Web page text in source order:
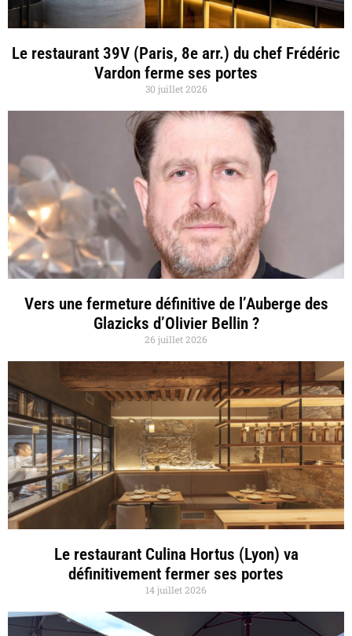
Le restaurant 39V (Paris, 8e arr.) du chef Frédéric
Vardon ferme ses portes
30 juillet 2026
Vers une fermeture définitive de l’Auberge des
Glazicks d’Olivier Bellin ?
26 juillet 2026
Le restaurant Culina Hortus (Lyon) va
définitivement fermer ses portes
14 juillet 2026